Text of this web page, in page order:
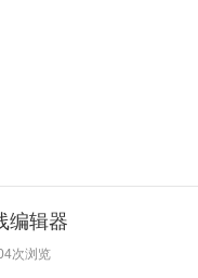
编辑器
次浏览